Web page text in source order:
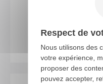
Costume pirate
Respect de
Nous utilisons des
votre expérience,
proposer des
pouvez accepter,